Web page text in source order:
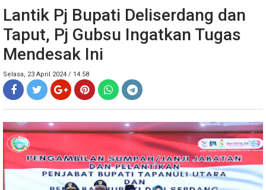
Lantik Pj Bupati Deliserdang dan
Taput, Pj Gubsu Ingatkan Tugas
Mendesak Ini
Selasa, 23 April 2024 / 14.58